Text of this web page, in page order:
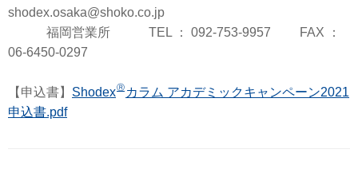
shodex.osaka@shoko.co.jp
福岡営業所 TEL ： 092-753-9957 FAX ：
06-6450-0297
【申込書】 ShodexⓇ カラム アカデミックキャンペーン2021
申込書.pdf